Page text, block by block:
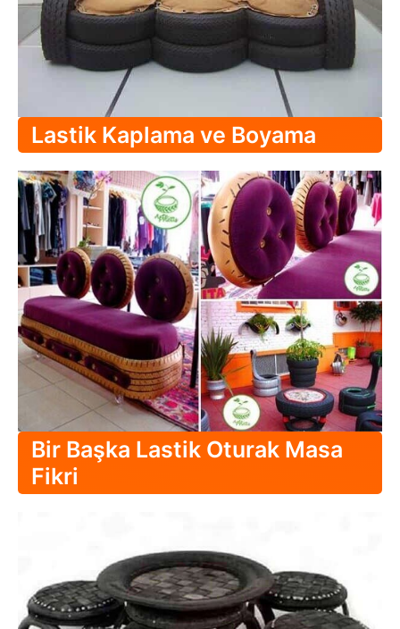
Lastik Kaplama ve Boyama
Bir Başka Lastik Oturak Masa
Fikri